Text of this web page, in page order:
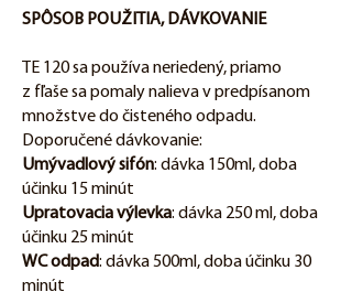
SPÔSOB POUŽITIA, DÁVKOVANIE
TE 120 sa používa neriedený, priamo
z fľaše sa pomaly nalieva v predpísanom
množstve do čisteného odpadu.
Doporučené dávkovanie:
Umývadlový sifón: dávka 150ml, doba
účinku 15 minút
Upratovacia výlevka: dávka 250 ml, doba
účinku 25 minút
WC odpad: dávka 500ml, doba účinku 30
minút